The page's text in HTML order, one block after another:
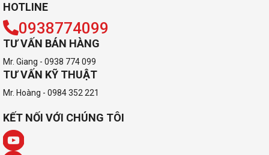
HOTLINE
0938774099
TƯ VẤN BÁN HÀNG
Mr. Giang - 0938 774 099
TƯ VẤN KỸ THUẬT
Mr. Hoàng - 0984 352 221
KẾT NỐI VỚI CHÚNG TÔI